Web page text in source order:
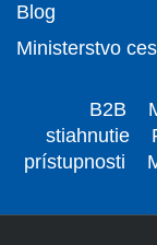
Blog
Ministerstvo
B2B
stiahnutie
prístupnosti